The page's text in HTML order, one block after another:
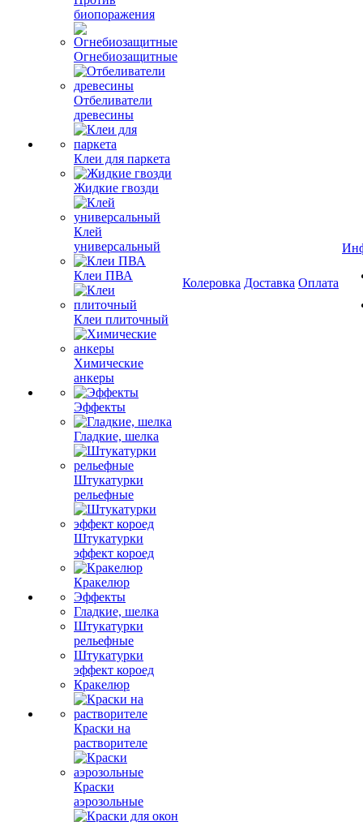
биопоражения
Огнебиозащитные
Отбеливатели
древесины
Клеи для паркета
Жидкие гвозди
Клей
универсальный
Клеи ПВА
Клеи плиточный
Химические
анкеры
Эффекты
Гладкие, шелка
Штукатурки
рельефные
Штукатурки
эффект короед
Кракелюр
Эффекты
Гладкие, шелка
Штукатурки
рельефные
Штукатурки
эффект короед
Кракелюр
Краски на
растворителе
Краски
аэрозольные
Колеровка Доставка Оплата